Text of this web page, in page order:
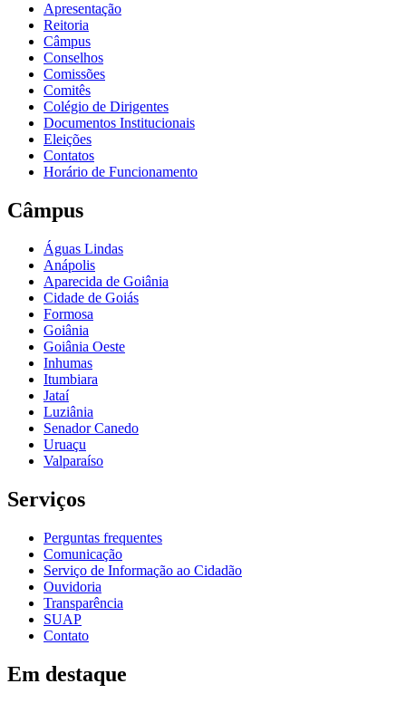
Apresentação
Reitoria
Câmpus
Conselhos
Comissões
Comitês
Colégio de Dirigentes
Documentos Institucionais
Eleições
Contatos
Horário de Funcionamento
Câmpus
Águas Lindas
Anápolis
Aparecida de Goiânia
Cidade de Goiás
Formosa
Goiânia
Goiânia Oeste
Inhumas
Itumbiara
Jataí
Luziânia
Senador Canedo
Uruaçu
Valparaíso
Serviços
Perguntas frequentes
Comunicação
Serviço de Informação ao Cidadão
Ouvidoria
Transparência
SUAP
Contato
Em destaque